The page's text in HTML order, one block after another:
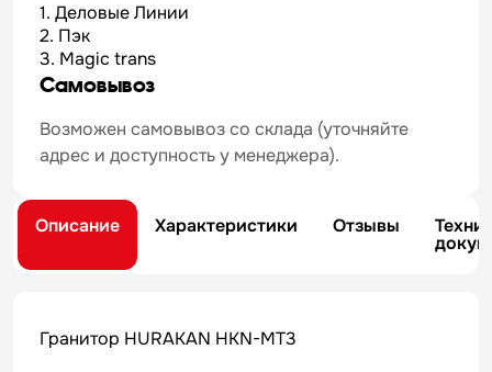
1. Деловые Линии
2. Пэк
3. Magic trans
Самовывоз
Возможен самовывоз со склада (уточняйте
адрес и доступность у менеджера).
Описание Характеристики Отзывы
Гранитор HURAKAN HKN-MT3